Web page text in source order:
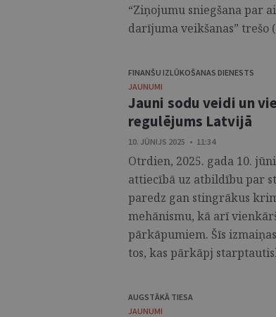
“Ziņojumu sniegšana par
darījuma veikšanas”
FINANŠU IZLŪKOŠANAS DIENESTS
JAUNUMI
Jauni sodu veidi un
regulējums Latvijā
10. JŪNIJS 2025 • 11:34
Otrdien, 2025. gada 10.
attiecībā uz atbildību par
paredz gan stingrākus
mehānismu, kā arī
pārkāpumiem. Šīs
tos, kas pārkāpj
AUGSTĀKĀ TIESA
JAUNUMI